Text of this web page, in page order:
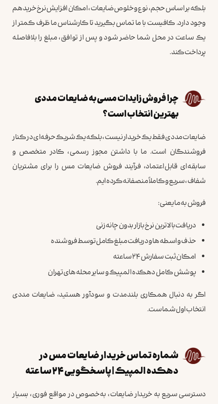
بلکه بر اساس حجم، نوع و خلوص ضایعات، امکان افزایش نرخ خرید هم
وجود دارد. کافیست با ما تماس بگیرید تا کارشناس ما ظرف کمتر از
یک ساعت در محل شما حاضر شود و پس از توافق، مبلغ را بلافاصله
پرداخت کند.
چرا فروش زایدات مسی به ضایعات مددی
بهترین انتخاب است؟
ضایعات مددی فقط یک خریدار نیست، بلکه یک شریک حرفه‌ای در کنار
فروشندگان است. ما با داشتن مجوز رسمی، کادر متخصص و
سابقه‌ای قابل‌اعتماد، فرآیند فروش ضایعات مس را برای مشتریان
شفاف، سریع و کاملاً منصفانه کرده‌ایم.
فروش به ما یعنی:
دریافت بالاترین نرخ بازار بدون چانه‌زنی
حذف واسطه‌ها و دریافت مبلغ کامل توسط فروشنده
امکان ثبت سفارش ۲۴ ساعته
پوشش کامل دهکده المپیک و سایر محله‌های تهران
اگر به دنبال همکاری بلندمدت و سودآور هستید، ضایعات مددی
انتخاب اول شماست.
شماره تماس خریدار ضایعات مس در
دهکده المپیک | پاسخگویی ۲۴ ساعته
دسترسی سریع به خریدار ضایعات، به‌خصوص در مواقع فوری، بسیار